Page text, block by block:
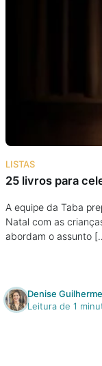
Na escola
Na família
Colunas
Colecionáveis
LISTAS
25 livros para
A equipe da Taba
Natal com as
abordam o assunto
Denise Guilherme
Leitura de 1